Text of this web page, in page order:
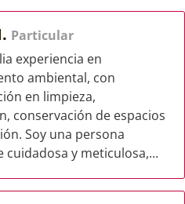
Particular
experiencia en
ambiental, con
en limpieza,
conservación de espacios
Soy una persona
cuidadosa y meticulosa,...